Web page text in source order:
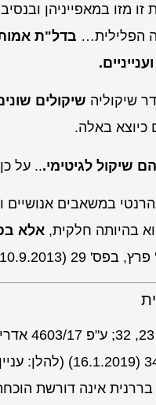
זו מזו במאפייניהן
הפלילית… בדל"ת
שיקוליה שיקולים
כיוצא באלה.
שיקול לגיטימי... על
במשאבים אנושיים
בהיותה חלקית, אלא
פרץ, בפס' 29 (10.9.2013) (להלן:
אינה דורשת